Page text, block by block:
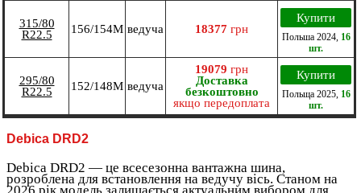
Debica DRD2
Debica DRD2 — це всесезонна вантажна шина,
розроблена для встановлення на ведучу вісь. Станом на
2026 рік модель залишається актуальним вибором для
315/80
R22.5
156/154M ведуча 18377 грн
Купити
Польша2024, 16
шт.
295/80
R22.5
152/148M ведуча
19079 грн
Доставка
безкоштовно
якщо передоплата
Купити
Польща2025, 16
шт.